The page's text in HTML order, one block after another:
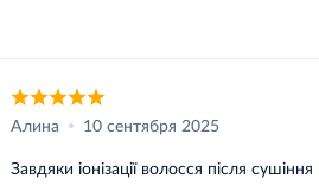
Алина 10 сентября 2025
Завдяки іонізації волосся після сушіння